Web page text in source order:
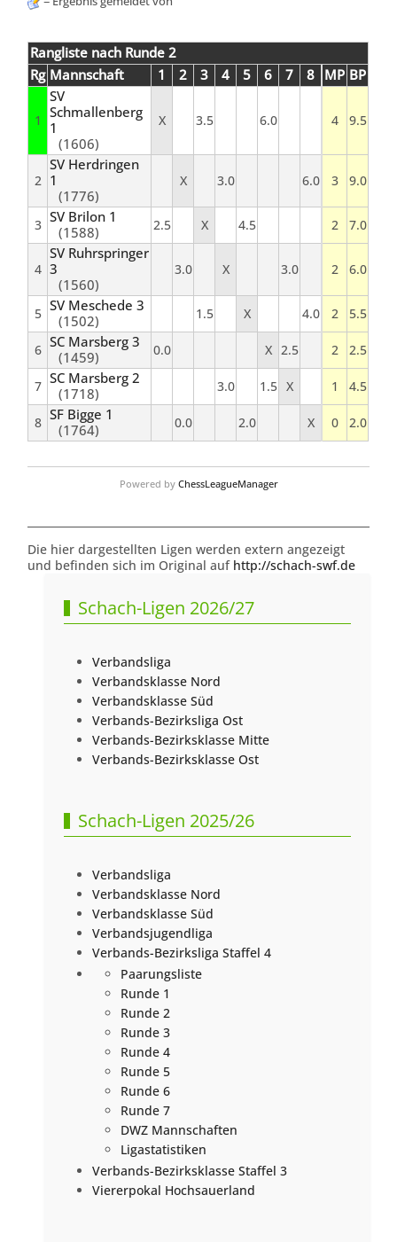
Rangliste nach Runde 2
Rg Mannschaft 1 2 3 4 5 6 7 8 MP BP
1
SV
Schmallenberg
1
(1606)
X 3.5 6.0 4 9.5
2
SV Herdringen
1
(1776)
X 3.0 6.0 3 9.0
3 SV Brilon 1
(1588)
2.5 X 4.5 2 7.0
4
SV Ruhrspringer
3
(1560)
3.0 X 3.0 2 6.0
5 SV Meschede 3
(1502)
1.5 X 4.0 2 5.5
6 SC Marsberg 3
(1459)
0.0 X 2.5 2 2.5
7 SC Marsberg 2
(1718)
3.0 1.5 X 1 4.5
8 SF Bigge 1
(1764)
0.0 2.0 X 0 2.0
Powered by ChessLeagueManager
Die hier dargestellten Ligen werden extern angezeigt
und befinden sich im Original auf http://schach-swf.de
Schach-Ligen 2026/27
Verbandsliga
Verbandsklasse Nord
Verbandsklasse Süd
Verbands-Bezirksliga Ost
Verbands-Bezirksklasse Mitte
Verbands-Bezirksklasse Ost
Schach-Ligen 2025/26
Verbandsliga
Verbandsklasse Nord
Verbandsklasse Süd
Verbandsjugendliga
Verbands-Bezirksliga Staffel 4
Paarungsliste
Runde 1
Runde 2
Runde 3
Runde 4
Runde 5
Runde 6
Runde 7
DWZ Mannschaften
Ligastatistiken
Verbands-Bezirksklasse Staffel 3
Viererpokal Hochsauerland